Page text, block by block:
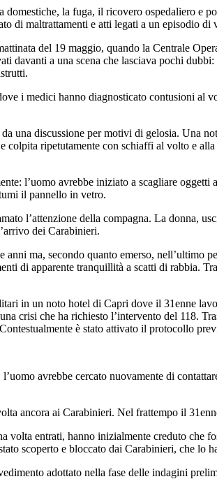
domestiche, la fuga, il ricovero ospedaliero
di maltrattamenti e atti legati a un episodio
del 19 maggio, quando la Centrale
davanti a una scena che lasciava pochi
i medici hanno diagnosticato contusioni
una discussione per motivi di gelosia. Una
colpita ripetutamente con schiaffi al volto e
l’uomo avrebbe iniziato a scagliare
il pannello in vetro.
l’attenzione della compagna. La donna,
dei Carabinieri.
anni ma, secondo quanto emerso,
di apparente tranquillità a scatti di rabbia.
in un noto hotel di Capri dove il 31enne
crisi che ha richiesto l’intervento del 118.
è stato attivato il protocollo
l’uomo avrebbe cercato nuovamente di
ancora ai Carabinieri. Nel frattempo il
volta entrati, hanno inizialmente creduto che
scoperto e bloccato dai Carabinieri, che lo
adottato nella fase delle indagini